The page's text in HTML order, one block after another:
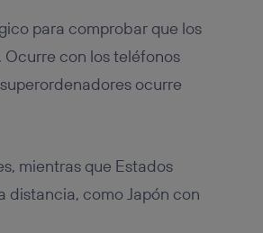
para comprobar que los
. Ocurre con los teléfonos
ocurre
mientras que Estados
distancia, como Japón con